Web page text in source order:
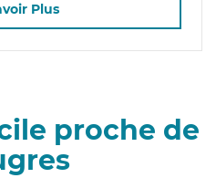
Plus
proche de